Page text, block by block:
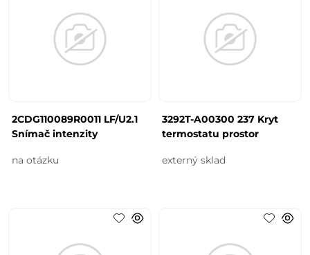
2CDG110089R0011 LF/U2.1
Snímač intenzity
na otázku
3292T-A00300 237 Kryt
termostatu prostor
externý sklad